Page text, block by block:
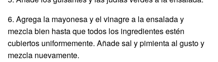
6. Agrega la mayonesa y el vinagre a la ensalada y
mezcla bien hasta que todos los ingredientes estén
cubiertos uniformemente. Añade sal y pimienta al gusto y
mezcla nuevamente.